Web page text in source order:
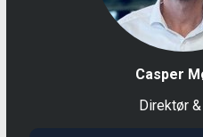
Casper
Direktør